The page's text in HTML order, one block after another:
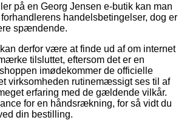
på en Georg Jensen e-butik kan man
handelsbetingelser, dog er
spændende.
derfor være at finde ud af om internet
tilsluttet, eftersom det er en
imødekommer de officielle
virksomheden rutinemæssigt ses til af
erfaring med de gældende vilkår.
for en håndsrækning, for så vidt du
din bestilling.